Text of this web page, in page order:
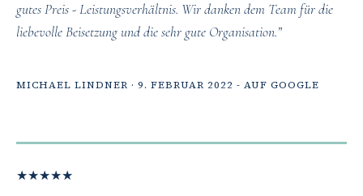
gutes Preis - Leistungsverhältnis. Wir danken dem Team für die
liebevolle Beisetzung und die sehr gute Organisation.”
MICHAEL LINDNER · 9. FEBRUAR 2022 - AUF GOOGLE
★★★★★